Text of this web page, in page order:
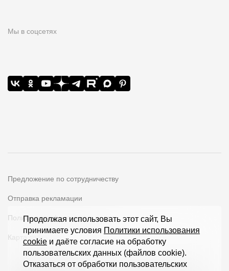
Мы в соцсетях
Предложение по сотрудничеству
Отправка рекламации
Политика конфиденциальности
Карта сайта
Продолжая использовать этот сайт, Вы
принимаете условия Политики использования
cookie и даёте согласие на обработку
пользовательских данных (файлов cookie).
Отказаться от обработки пользовательских